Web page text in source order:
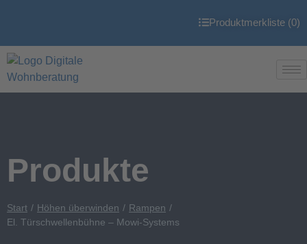
Produktmerkliste (0)
Produkte
Start Höhen überwinden
Rampen
El. Türschwellenbühne – Mowi-Systems